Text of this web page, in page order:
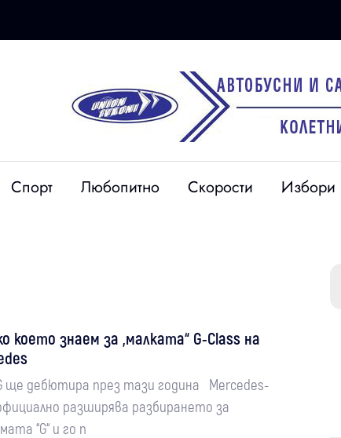
Спорт Любопитно Скорости Избори
което знаем за „малката“ G-Class на
ще дебютира през тази година Mercedes-
разширява разбирането за
“G“ и го п